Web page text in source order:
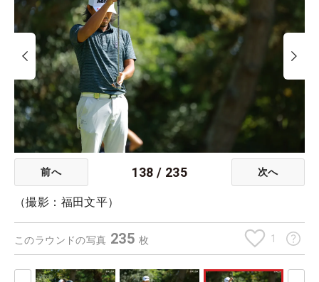
前へ 138 / 235 次へ
（撮影：福田文平）
このラウンドの写真 235 枚 1